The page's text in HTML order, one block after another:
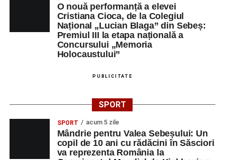
O nouă performanță a elevei
Cristiana Cioca, de la Colegiul
Național „Lucian Blaga” din Sebeș:
Premiul III la etapa națională a
Concursului „Memoria
Holocaustului”
PUBLICITATE
SPORT
SPORT acum 5 zile
Mândrie pentru Valea Sebeșului: Un
copil de 10 ani cu rădăcini în Săsciori
va reprezenta România la